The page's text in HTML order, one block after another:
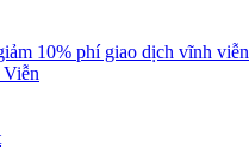
10% phí giao dịch vĩnh viễn